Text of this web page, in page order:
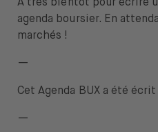
À très bientôt pour écrire
agenda boursier. En
marchés !
—
Cet Agenda BUX a été
—